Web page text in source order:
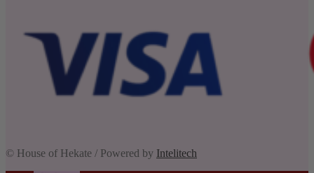
© House of Hekate / Powered by Intelitech